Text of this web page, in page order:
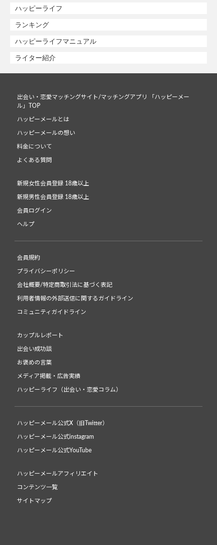
ハッピーライフ
ランキング
ハッピーライフマニュアル
ライター紹介
出会い・恋愛マッチングサイト/マッチングアプリ 「ハッピーメー
ル」TOP
ハッピーメールとは
ハッピーメールの想い
料金について
よくある質問
新規女性会員登録 18歳以上
新規男性会員登録 18歳以上
会員ログイン
ヘルプ
会員規約
プライバシーポリシー
会社概要/特定商取引法に基づく表記
利用者情報の外部送信に関するガイドライン
コミュニティガイドライン
カップルレポート
出会い成功談
お褒めの言葉
メディア掲載・広告実績
ハッピーライフ（出会い・恋愛コラム）
ハッピーメール公式X（旧Twitter）
ハッピーメール公式instagram
ハッピーメール公式YouTube
ハッピーメールアフィリエイト
コンテンツ一覧
サイトマップ